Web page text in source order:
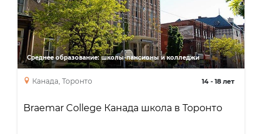
Среднее образование: школы-пансионы и колледжи
14 - 18 лет
Канада, Торонто
Braemar College Канада школа в Торонто
High School Diploma